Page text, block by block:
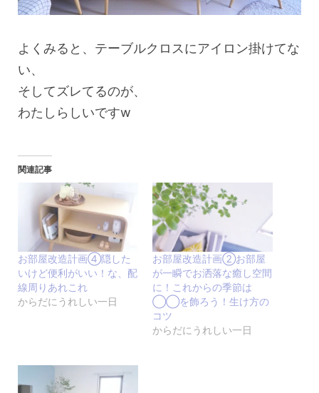
よくみると、テーブルクロスにアイロン掛けてな
い、
そしてズレてるのが、
わたしらしいですw
関連記事
お部屋改造計画④隠した
いけど便利がいい！な、配
線周りあれこれ
からだにうれしい一日
お部屋改造計画②お部屋
が一瞬でお洒落な癒し空間
に！これからの季節は
◯◯を飾ろう！生け方の
コツ
からだにうれしい一日